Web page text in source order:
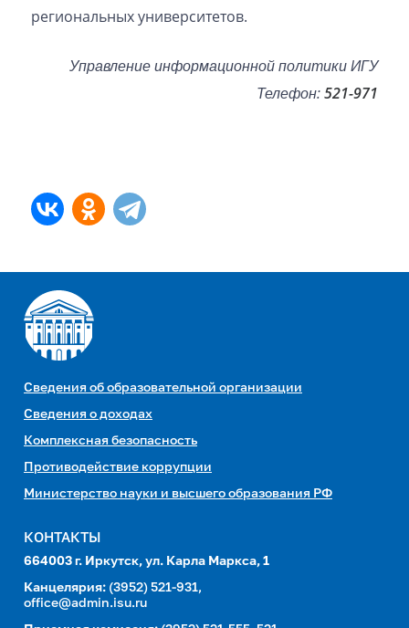
региональных университетов.
Управление информационной политики ИГУ
Телефон:521-971
Сведения об образовательной организации
Сведения о доходах
Комплексная безопасность
Противодействие коррупции
Министерство науки и высшего образования РФ
КОНТАКТЫ
664003 г. Иркутск, ул. Карла Маркса, 1
Канцелярия: (3952) 521-931,
office@admin.isu.ru